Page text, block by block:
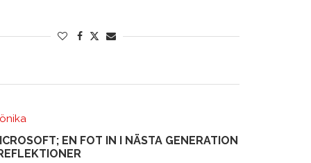
EN FOT IN I NÄSTA GENERATION